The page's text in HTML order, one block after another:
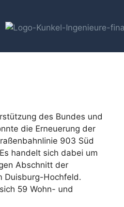
des Bundes und
die Erneuerung der
903 Süd
handelt sich dabei um
Abschnitt der
Duisburg-Hochfeld.
59 Wohn- und